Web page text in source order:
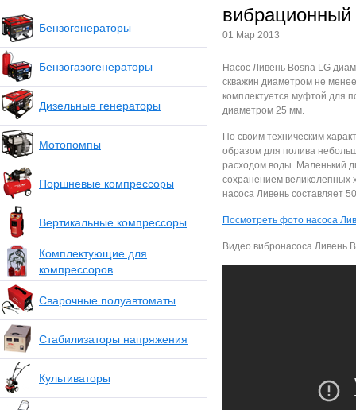
Бензогенераторы
Бензогазогенераторы
Дизельные генераторы
Мотопомпы
Поршневые компрессоры
Вертикальные компрессоры
Комплектующие для
компрессоров
Сварочные полуавтоматы
Стабилизаторы напряжения
Культиваторы
вибрационный
01 Мар 2013
Насос Ливень Bosna LG
скважин диаметром не
комплектуется муфтой для
диаметром 25 мм.
По своим техническим
образом для полива
расходом воды. Маленький
сохранением великолепных
насоса Ливень составляет
Посмотреть фото насоса
Видео вибронасоса Ливень